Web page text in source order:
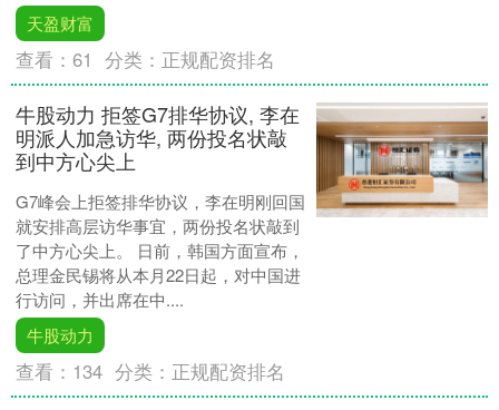
天盈财富
查看：61 分类： 正规配资排名
牛股动力 拒签G7排华协议, 李在
明派人加急访华, 两份投名状敲
到中方心尖上
G7峰会上拒签排华协议，李在明刚回国
就安排高层访华事宜，两份投名状敲到
了中方心尖上。 日前，韩国方面宣布，
总理金民锡将从本月22日起，对中国进
行访问，并出席在中....
牛股动力
查看： 134 分类： 正规配资排名